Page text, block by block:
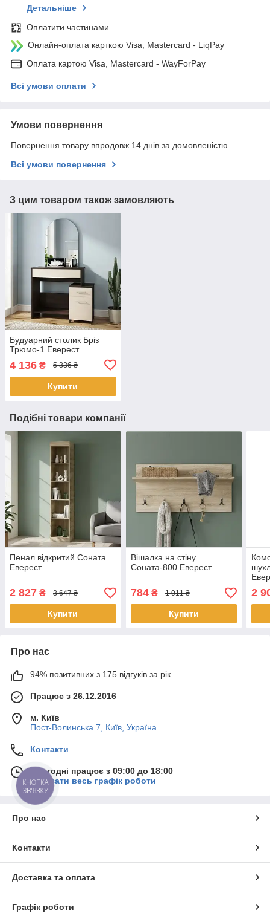
Детальніше
Оплатити частинами
Онлайн-оплата карткою Visa, Mastercard - LiqPay
Оплата картою Visa, Mastercard - WayForPay
Всі умови оплати
Умови повернення
Повернення товару впродовж 14 днів за домовленістю
Всі умови повернення
З цим товаром також замовляють
Будуарний столик Бріз
Трюмо-1 Еверест
4 136 ₴ 5 336 ₴
Купити
Подібні товари компанії
Пенал відкритий Соната
Еверест
2 827 ₴ 3 647 ₴
Купити
Вішалка на стіну
Соната-800 Еверест
784₴ 1 011 ₴
Купити
2
Про нас
94% позитивних з 175 відгуків за рік
Працює з 26.12.2016
м. Київ
Пост-Волинська 7, Київ, Україна
Контакти
Сьогодні працює з 09:00 до 18:00
Показати весь графік роботи
Про нас
Контакти
Доставка та оплата
Графік роботи
КНОПКА
ЗВ'ЯЗКУ